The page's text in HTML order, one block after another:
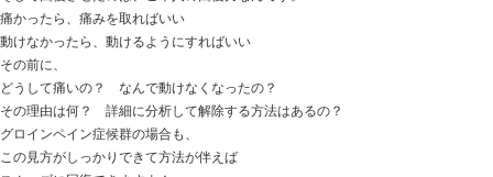
アイシングをする
ハリを打ってみる
股関節周辺の筋肉を緩め、体幹を鍛える
運動を休み、回復期間を設ける
場合によっては注射で痛みを